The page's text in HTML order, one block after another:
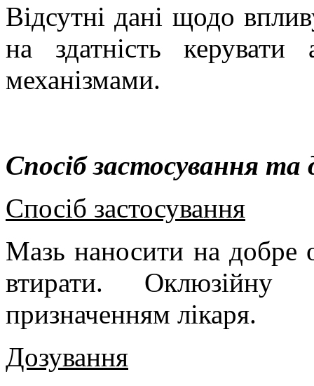
Відсутні дані щодо
на здатність керувати
механізмами.
Спосіб застосування та
Спосіб застосування
Мазь наносити на добре
втирати. Оклюзійну
призначенням лікаря.
Дозування